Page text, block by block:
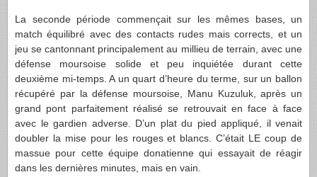
La seconde période commençait sur les mêmes bases, un
match équilibré avec des contacts rudes mais corrects, et un
jeu se cantonnant principalement au millieu de terrain, avec une
défense moursoise solide et peu inquiétée durant cette
deuxième mi-temps. A un quart d’heure du terme, sur un ballon
récupéré par la défense moursoise, Manu Kuzuluk, après un
grand pont parfaitement réalisé se retrouvait en face à face
avec le gardien adverse. D’un plat du pied appliqué, il venait
doubler la mise pour les rouges et blancs. C’était LE coup de
massue pour cette équipe donatienne qui essayait de réagir
dans les dernières minutes, mais en vain.